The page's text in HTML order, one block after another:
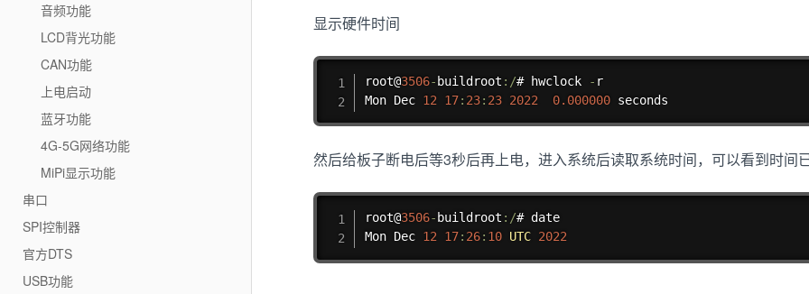
音频功能
LCD背光功能
CAN功能
上电启动
蓝牙功能
4G-5G网络功能
MiPi显示功能
串口
SPI控制器
官方DTS
USB功能
显示硬件时间
root@3506- buildroot : /# hwclock - r
Mon Dec 12 17: 23: 23 2022 0.000000 seconds
然后给板子断电后等3秒后再上电，进入系统后读取系统时间，可以看到时间
root@3506- buildroot : /# date
Mon Dec 12 17: 26: 10 UTC 2022